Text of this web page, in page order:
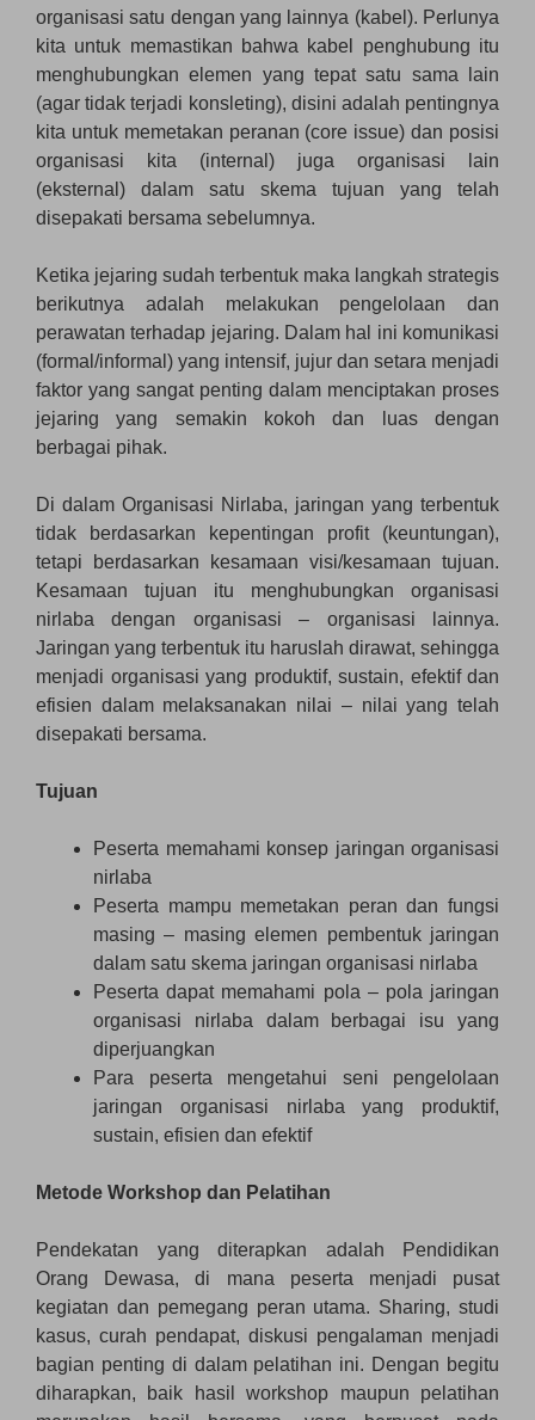
organisasi satu dengan yang lainnya (kabel). Perlunya
kita untuk memastikan bahwa kabel penghubung itu
menghubungkan elemen yang tepat satu sama lain
(agar tidak terjadi konsleting), disini adalah pentingnya
kita untuk memetakan peranan (core issue) dan posisi
organisasi kita (internal) juga organisasi lain
(eksternal) dalam satu skema tujuan yang telah
disepakati bersama sebelumnya.
Ketika jejaring sudah terbentuk maka langkah strategis
berikutnya adalah melakukan pengelolaan dan
perawatan terhadap jejaring. Dalam hal ini komunikasi
(formal/informal) yang intensif, jujur dan setara menjadi
faktor yang sangat penting dalam menciptakan proses
jejaring yang semakin kokoh dan luas dengan
berbagai pihak.
Di dalam Organisasi Nirlaba, jaringan yang terbentuk
tidak berdasarkan kepentingan profit (keuntungan),
tetapi berdasarkan kesamaan visi/kesamaan tujuan.
Kesamaan tujuan itu menghubungkan organisasi
nirlaba dengan organisasi – organisasi lainnya.
Jaringan yang terbentuk itu haruslah dirawat, sehingga
menjadi organisasi yang produktif, sustain, efektif dan
efisien dalam melaksanakan nilai – nilai yang telah
disepakati bersama.
Tujuan
Peserta memahami konsep jaringan organisasi
nirlaba
Peserta mampu memetakan peran dan fungsi
masing – masing elemen pembentuk jaringan
dalam satu skema jaringan organisasi nirlaba
Peserta dapat memahami pola – pola jaringan
organisasi nirlaba dalam berbagai isu yang
diperjuangkan
Para peserta mengetahui seni pengelolaan
jaringan organisasi nirlaba yang produktif,
sustain, efisien dan efektif
Metode Workshop dan Pelatihan
Pendekatan yang diterapkan adalah Pendidikan
Orang Dewasa, di mana peserta menjadi pusat
kegiatan dan pemegang peran utama. Sharing, studi
kasus, curah pendapat, diskusi pengalaman menjadi
bagian penting di dalam pelatihan ini. Dengan begitu
diharapkan, baik hasil workshop maupun pelatihan